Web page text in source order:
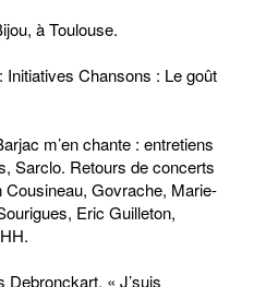
à Toulouse.
Chansons : Le goût
m’en chante : entretiens
Sarclo. Retours de concerts
Govrache, Marie-
Eric Guilleton,
« J’suis